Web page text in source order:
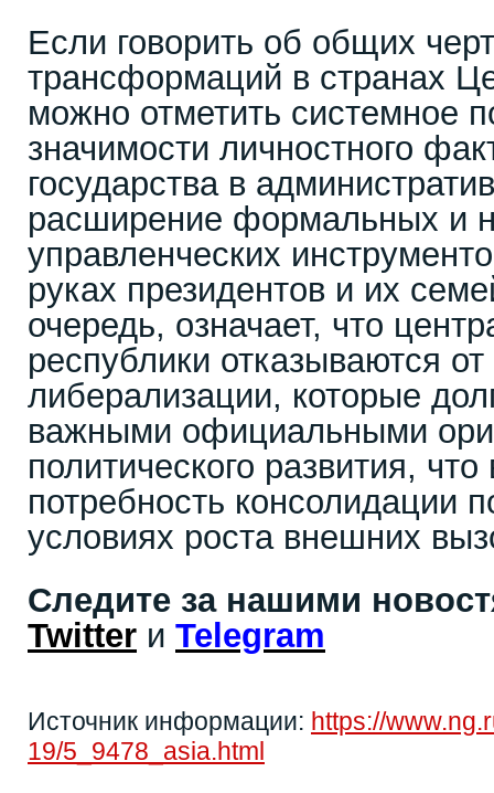
Если говорить об общих
трансформаций в странах
можно отметить системное
значимости личностного
государства в
расширение формальных и
управленческих
руках президентов и их
очередь, означает, что
республики отказываются
либерализации, которые
важными официальными
политического развития,
потребность консолидации
условиях роста внешних
Следите за нашими
Twitter и Telegram
Источник информации: https://
19/5_9478_asia.html